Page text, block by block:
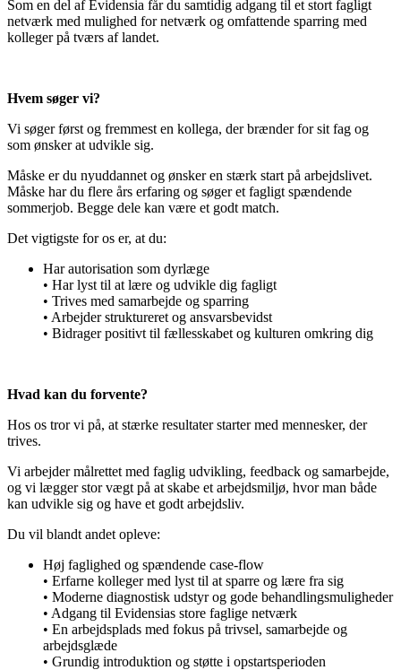
Som en del af Evidensia får du samtidig adgang til et stort fagligt
netværk med mulighed for netværk og omfattende sparring med
kolleger på tværs af landet.
Hvem søger vi?
Vi søger først og fremmest en kollega, der brænder for sit fag og
som ønsker at udvikle sig.
Måske er du nyuddannet og ønsker en stærk start på arbejdslivet.
Måske har du flere års erfaring og søger et fagligt spændende
sommerjob. Begge dele kan være et godt match.
Det vigtigste for os er, at du:
Har autorisation som dyrlæge
• Har lyst til at lære og udvikle dig fagligt
• Trives med samarbejde og sparring
• Arbejder struktureret og ansvarsbevidst
• Bidrager positivt til fællesskabet og kulturen omkring dig
Hvad kan du forvente?
Hos os tror vi på, at stærke resultater starter med mennesker, der
trives.
Vi arbejder målrettet med faglig udvikling, feedback og samarbejde,
og vi lægger stor vægt på at skabe et arbejdsmiljø, hvor man både
kan udvikle sig og have et godt arbejdsliv.
Du vil blandt andet opleve:
Høj faglighed og spændende case-flow
• Erfarne kolleger med lyst til at sparre og lære fra sig
• Moderne diagnostisk udstyr og gode behandlingsmuligheder
• Adgang til Evidensias store faglige netværk
• En arbejdsplads med fokus på trivsel, samarbejde og
arbejdsglæde
• Grundig introduktion og støtte i opstartsperioden